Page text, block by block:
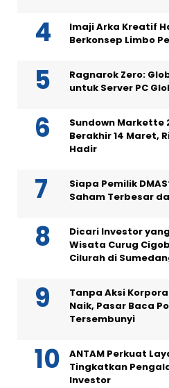
Imaji Arka Kreatif
Berkonsep Limbo
Ragnarok Zero:
untuk Server PC
Sundown Markette
Berakhir 14 Maret,
Hadir
Siapa Pemilik
Saham Terbesar
Dicari Investor
Wisata Curug
Cilurah di
Tanpa Aksi
Naik, Pasar Baca
Tersembunyi
ANTAM Perkuat
Tingkatkan
Investor